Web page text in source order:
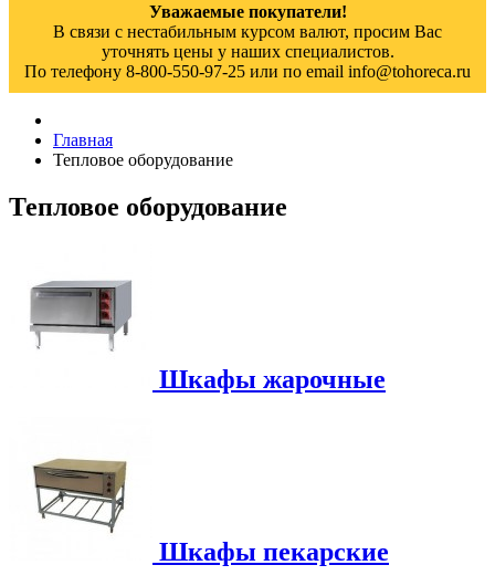
Уважаемые покупатели!
В связи с нестабильным курсом валют, просим Вас
уточнять цены у наших специалистов.
По телефону 8-800-550-97-25 или по email info@tohoreca.ru
Главная
Тепловое оборудование
Тепловое оборудование
Шкафы жарочные
Шкафы пекарские